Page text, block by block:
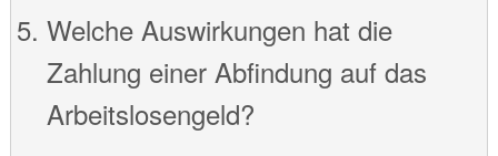
Welche Auswirkungen hat die
Zahlung einer Abfindung auf das
Arbeitslosengeld?